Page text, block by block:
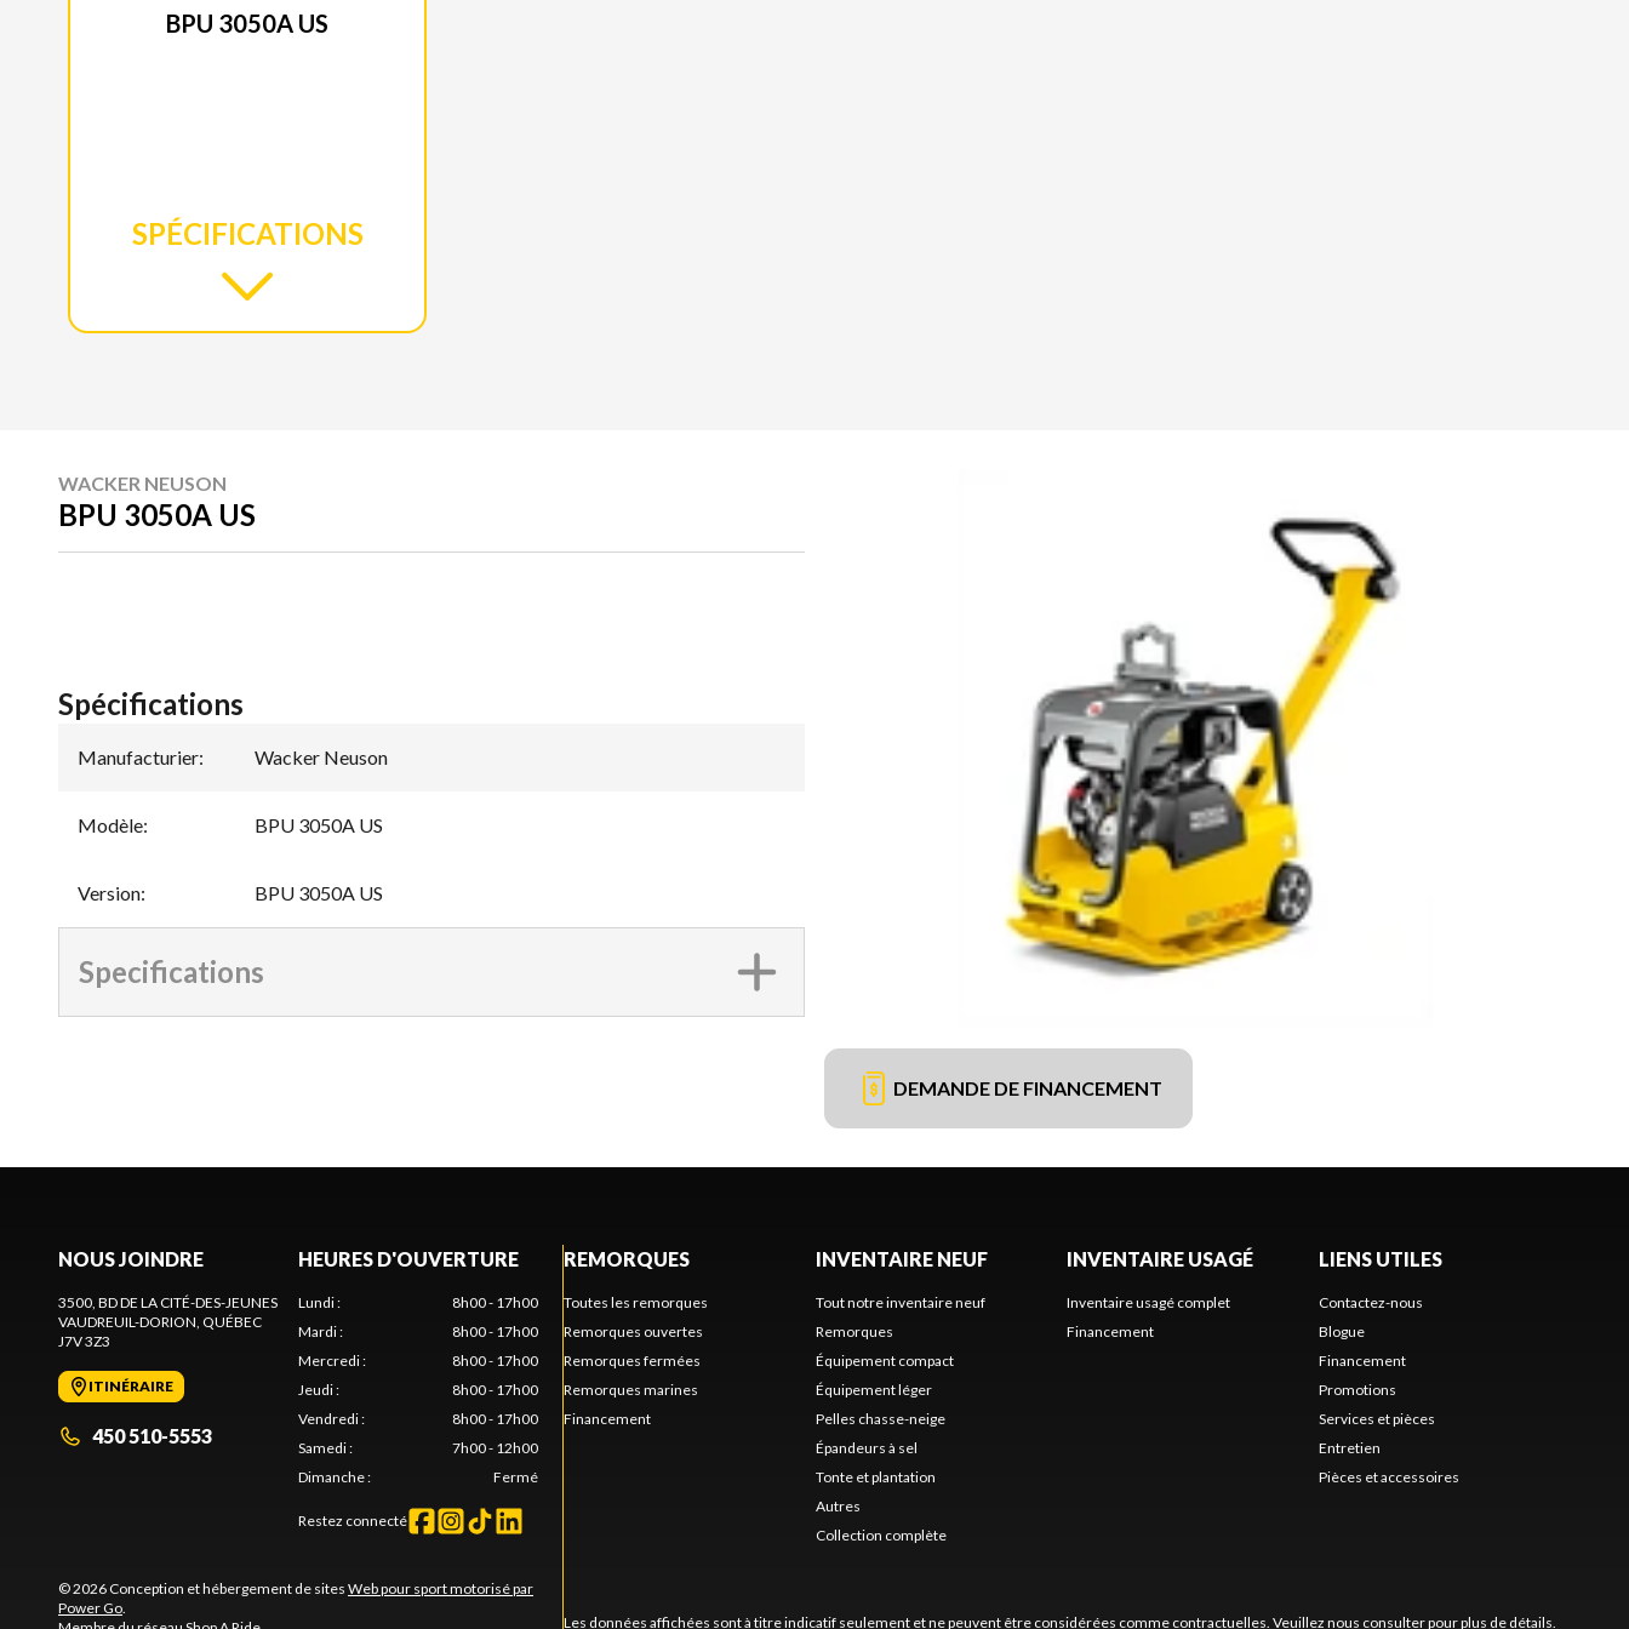
BPU 3050A US
SPÉCIFICATIONS
WACKER NEUSON
BPU 3050A US
DEMANDE DE FINANCEMENT
Spécifications
Manufacturier: Wacker Neuson
Modèle: BPU 3050A US
Version: BPU 3050A US
Specifications
NOUS JOINDRE
3500, BD DE LA CITÉ-DES-JEUNES
VAUDREUIL-DORION, QUÉBEC
J7V 3Z3
ITINÉRAIRE
450 510-5553
HEURES D'OUVERTURE
Lundi:
8h00 - 17h00
Mardi:
8h00 - 17h00
Mercredi:
8h00 - 17h00
Jeudi:
8h00 - 17h00
Vendredi:
8h00 - 17h00
Samedi:
7h00 - 12h00
Dimanche: Fermé
Restez connecté
© 2026 Conception et hébergement de sites Web pour sport motorisé par
Power Go.
REMORQUES
Toutes les remorques
Remorques ouvertes
Remorques fermées
Remorques marines
Financement
INVENTAIRE NEUF
Tout notre inventaire neuf
Remorques
Équipement compact
Équipement léger
Pelles chasse-neige
Épandeurs à sel
Tonte et plantation
Autres
Collection complète
INVENTAIRE USAGÉ
Inventaire usagé complet
Financement
LIENS UTILES
Contactez-nous
Blogue
Financement
Promotions
Services et pièces
Entretien
Pièces et accessoires
Les données affichées sont à titre indicatif seulement et ne peuvent être considérées comme contractuelles. Veuillez nous consulter pour plus de détails.